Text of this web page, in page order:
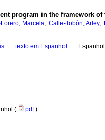
program in the framework
Marcela; Calle-Tobón, Arley;
· texto em Espanhol ·
( pdf)